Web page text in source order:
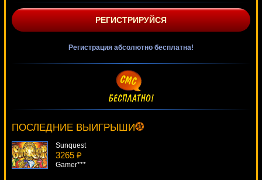
РЕГИСТРИРУЙСЯ
Регистрация абсолютно бесплатна!
ПОСЛЕДНИЕ ВЫИГРЫШИ
blogolet***
Sunquest
3265 ₽
Gamer***